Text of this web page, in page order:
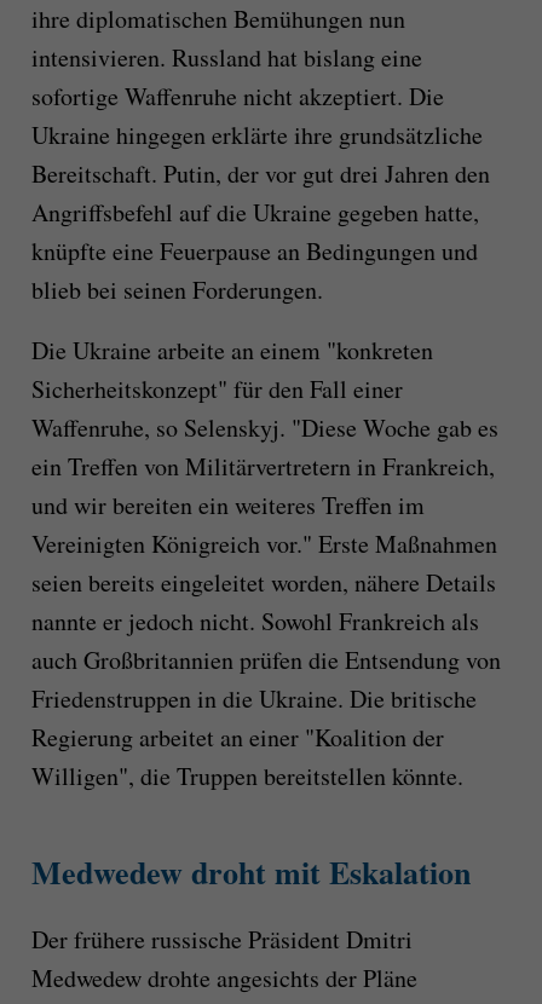
ihre diplomatischen Bemühungen nun
intensivieren. Russland hat bislang eine
sofortige Waffenruhe nicht akzeptiert. Die
Ukraine hingegen erklärte ihre grundsätzliche
Bereitschaft. Putin, der vor gut drei Jahren den
Angriffsbefehl auf die Ukraine gegeben hatte,
knüpfte eine Feuerpause an Bedingungen und
blieb bei seinen Forderungen.
Die Ukraine arbeite an einem "konkreten
Sicherheitskonzept" für den Fall einer
Waffenruhe, so Selenskyj. "Diese Woche gab es
ein Treffen von Militärvertretern in Frankreich,
und wir bereiten ein weiteres Treffen im
Vereinigten Königreich vor." Erste Maßnahmen
seien bereits eingeleitet worden, nähere Details
nannte er jedoch nicht. Sowohl Frankreich als
auch Großbritannien prüfen die Entsendung von
Friedenstruppen in die Ukraine. Die britische
Regierung arbeitet an einer "Koalition der
Willigen", die Truppen bereitstellen könnte.
Medwedew droht mit Eskalation
Der frühere russische Präsident Dmitri
Medwedew drohte angesichts der Pläne